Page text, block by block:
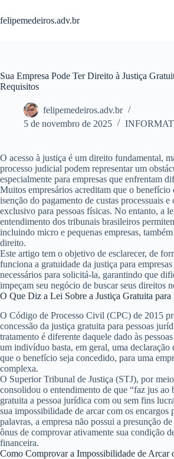
para
o
felipemedeiros.adv.br
Sua Empresa Pode Ter Direito à Justiça
Requisitos
felipemedeiros.adv.br
5 de novembro de 2025
O acesso à justiça é um direito fundamental,
processo judicial podem representar um
especialmente para empresas que enfrentam
Muitos empresários acreditam que o
isenção do pagamento de custas processuais
exclusivo para pessoas físicas. No entanto, a
entendimento dos tribunais brasileiros
incluindo micro e pequenas empresas,
direito.
Este artigo tem o objetivo de esclarecer, de
funciona a gratuidade da justiça para empresas
necessários para solicitá-la, garantindo que
impeçam seu negócio de buscar seus direitos
O Que Diz a Lei Sobre a Justiça Gratuita para
O Código de Processo Civil (CPC) de 2015
concessão da justiça gratuita para pessoas
tratamento é diferente daquele dado às
um indivíduo basta, em geral, uma declaração
que o benefício seja concedido, para uma
complexa.
O Superior Tribunal de Justiça (STJ), por
consolidou o entendimento de que “faz jus ao
gratuita a pessoa jurídica com ou sem fins
sua impossibilidade de arcar com os encargos
palavras, a empresa não possui a presunção
ônus de comprovarativamente sua condição
financeira.
Como Comprovar a Impossibilidade de Arcar